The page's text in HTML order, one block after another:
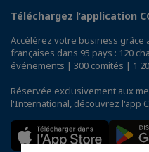
Téléchargez l’application
Accélérez votre business
françaises dans 95 pays : 120
événements | 300 comités | 1
Réservée exclusivement aux
l'International, découvrez l'app